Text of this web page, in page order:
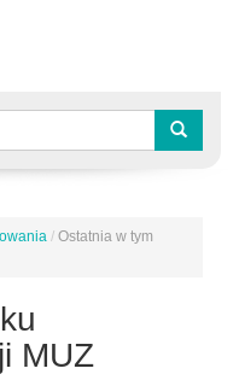
/ Ostatnia w tym
MUZ